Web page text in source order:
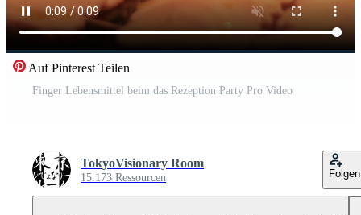
Auf Pinterest Teilen
Finger Lebensmittel beim das Rezeption Party Pro Video
TokyoVisionary Room
15.173 Ressourcen Folgen